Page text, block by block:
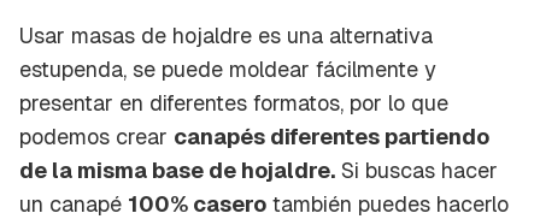
Usar masas de hojaldre es una alternativa
estupenda, se puede moldear fácilmente y
presentar en diferentes formatos, por lo que
podemos crear canapés diferentes partiendo
de la misma base de hojaldre. Si buscas hacer
un canapé 100% casero también puedes hacerlo